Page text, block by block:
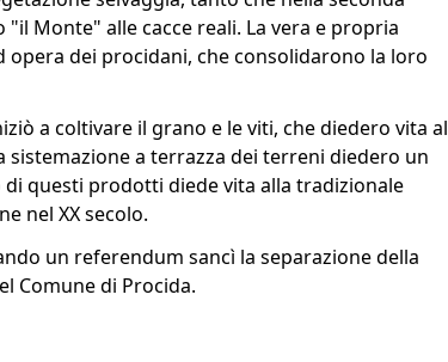
"il Monte" alle cacce reali. La vera e propria
opera dei procidani, che consolidarono la loro
a coltivare il grano e le viti, che diedero vita al
a terrazza dei terreni diedero un
questi prodotti diede vita alla tradizionale
nel XX secolo.
un referendum sancì la separazione della
Comune di Procida.